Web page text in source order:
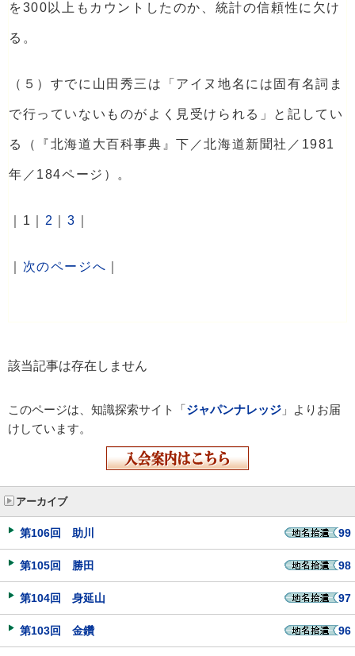
を300以上もカウントしたのか、統計の信頼性に欠け
る。
（５）すでに山田秀三は「アイヌ地名には固有名詞ま
で行っていないものがよく見受けられる」と記してい
る（『北海道大百科事典』下／北海道新聞社／1981
年／184ページ）。
｜1｜ 2 ｜3
次のページへ
該当記事は存在しません
このページは、知識探索サイト「ジャパンナレッジ 」よりお届
けしています。
アーカイブ
第106回 助川 99
第105回 勝田 98
第104回 身延山 97
第103回 金鑽 96